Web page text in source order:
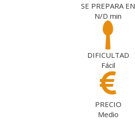
SE PREPARA EN
N/D min
DIFICULTAD
Fácil
PRECIO
Medio